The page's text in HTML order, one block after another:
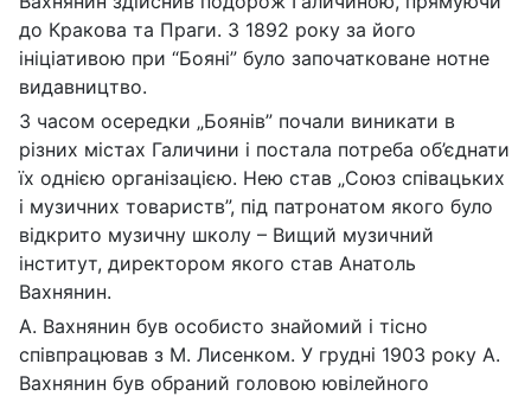
до Кракова та Праги. З 1892 року за його
ініціативою при “Бояні” було започатковане нотне
видавництво.
З часом осередки „Боянів” почали виникати в
різних містах Галичини і постала потреба об’єднати
їх однією організацією. Нею став „Союз співацьких
і музичних товариств”, під патронатом якого було
відкрито музичну школу – Вищий музичний
інститут, директором якого став Анатоль
Вахнянин.
А. Вахнянин був особисто знайомий і тісно
співпрацював з М. Лисенком. У грудні 1903 року А.
Вахнянин був обраний головою ювілейного